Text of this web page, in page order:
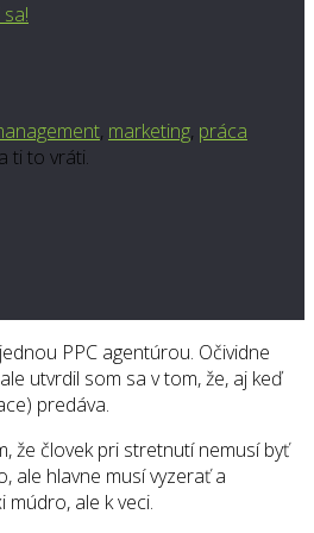
, marketing, práca
ti to vráti.
PPC agentúrou. Očividne
utvrdil som sa v tom, že, aj keď
predáva.
že človek pri stretnutí nemusí byť
ale hlavne musí vyzerať a
múdro, ale k veci.